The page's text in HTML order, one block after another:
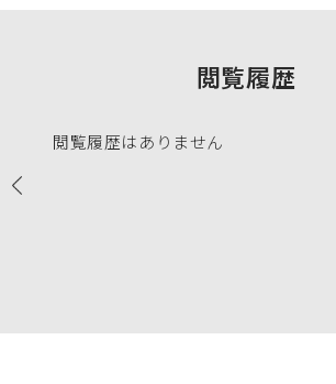
閲覧履歴
閲覧履歴はありません